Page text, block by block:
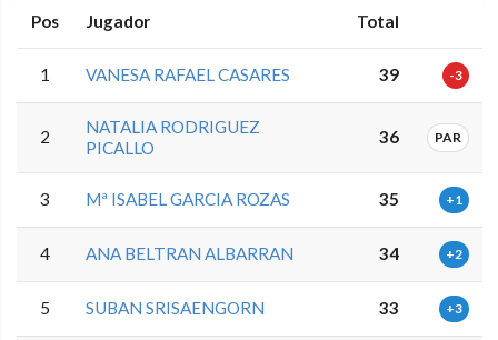
Pos Jugador Total
1 VANESA RAFAEL CASARES 39 -3
2
NATALIA RODRIGUEZ
PICALLO
36 PAR
3 Mª ISABEL GARCIA ROZAS 35 +1
4 ANA BELTRAN ALBARRAN 34 +2
5 SUBAN SRISAENGORN 33 +3